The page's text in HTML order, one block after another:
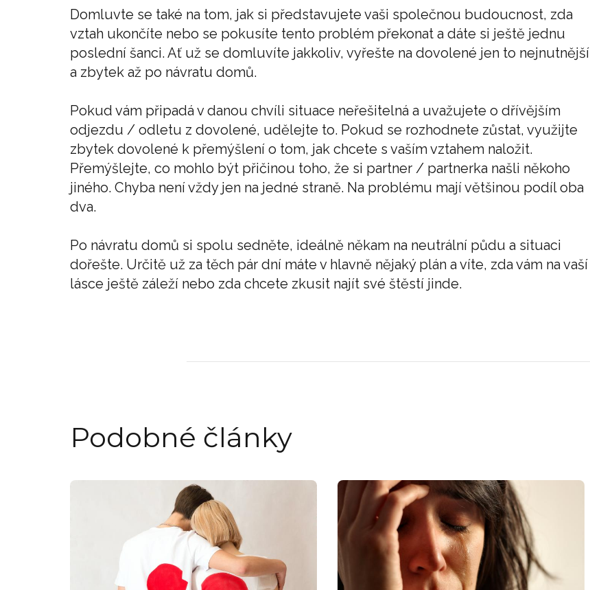
Domluvte se také na tom, jak si představujete vaši společnou budoucnost, zda
vztah ukončíte nebo se pokusíte tento problém překonat a dáte si ještě jednu
poslední šanci. Ať už se domluvíte jakkoliv, vyřešte na dovolené jen to nejnutnější
a zbytek až po návratu domů.
Pokud vám připadá v danou chvíli situace neřešitelná a uvažujete o dřívějším
odjezdu / odletu z dovolené, udělejte to. Pokud se rozhodnete zůstat, využijte
zbytek dovolené k přemýšlení o tom, jak chcete s vaším vztahem naložit.
Přemýšlejte, co mohlo být přičinou toho, že si partner / partnerka našli někoho
jiného. Chyba není vždy jen na jedné straně. Na problému mají většinou podíl oba
dva.
Po návratu domů si spolu sedněte, ideálně někam na neutrální půdu a situaci
dořešte. Určitě už za těch pár dní máte v hlavně nějaký plán a víte, zda vám na vaší
lásce ještě záleží nebo zda chcete zkusit najít své štěstí jinde.
Podobné články